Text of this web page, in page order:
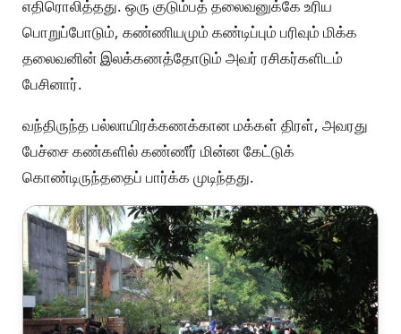
எதிரொலித்தது. ஒரு குடும்பத் தலைவனுக்கே உரிய
பொறுப்போடும், கண்ணியமும் கண்டிப்பும் பரிவும் மிக்க
தலைவனின் இலக்கணத்தோடும் அவர் ரசிகர்களிடம்
பேசினார்.
வந்திருந்த பல்லாயிரக்கணக்கான மக்கள் திரள், அவரது
பேச்சை கண்களில் கண்ணீர் மின்ன கேட்டுக்
கொண்டிருந்ததைப் பார்க்க முடிந்தது.